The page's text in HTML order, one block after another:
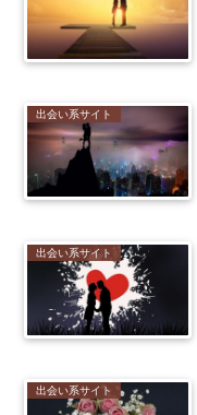
出会い系サイト
出会い系サイト
出会い系サイト